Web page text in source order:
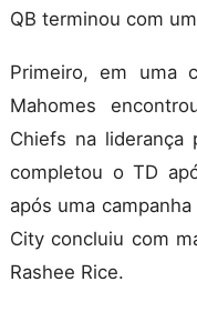
QB terminou com um
Primeiro, em uma
Mahomes
Chiefs na liderança
completou o TD
após uma
City concluiu com
Rashee Rice.